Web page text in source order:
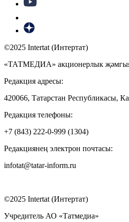
©2025 Intertat (Интертат)
«ТАТМЕДИА» акционерлык
Редакция адресы:
420066, Татарстан Республикасы,
Редакция телефоны:
+7 (843) 222-0-999 (1304)
Редакциянең электрон почтасы:
infotat@tatar-inform.ru
©2025 Intertat (Интертат)
Учредитель АО «Татмедиа»